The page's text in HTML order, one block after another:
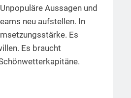
Aussagen und
neu aufstellen. In
Es
Es braucht